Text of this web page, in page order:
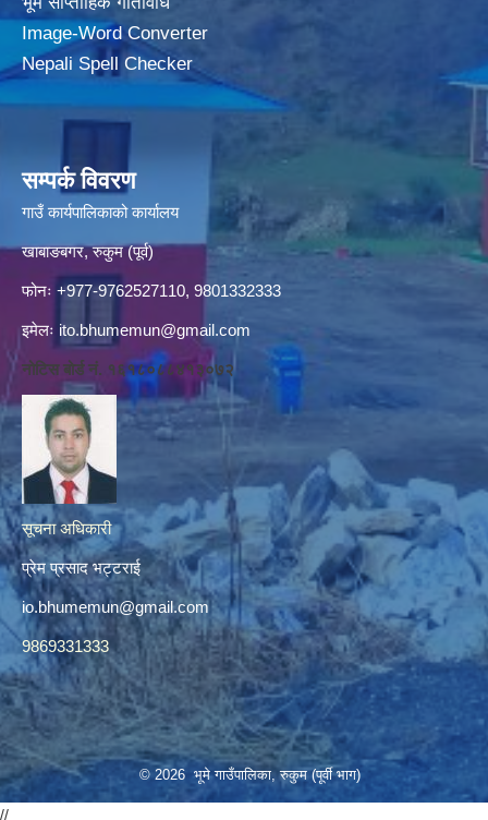
Image-Word Converter
Nepali Spell Checker
सम्पर्क विवरण
गाउँ कार्यपालिकाको कार्यालय
खाबाङबगर, रुकुम (पूर्व)
फोनः +977-9762527110, 9801332333
इमेलः ito.bhumemun@gmail.com
नोटिस बोर्ड नं. १६१८०८८४१३०७२
सूचना अधिकारी
प्रेम प्रसाद भट्टराई
io.bhumemun@gmail.com
9869331333
© 2026 भूमे गाउँपालिका, रुकुम (पूर्वी भाग)
//